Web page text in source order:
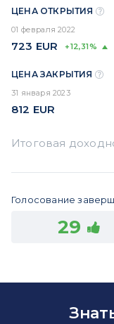
ЦЕНА ОТКРЫТИЯ
01 февраля 2022
723 EUR +12,31%
ЦЕНА ЗАКРЫТИЯ
31 января 2023
812 EUR
Голосование
29